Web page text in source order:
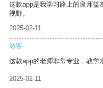
这款app是我学习路上的良师益
视野。
2025-02-11
游客
这款app的老师非常专业，教学
2025-02-11